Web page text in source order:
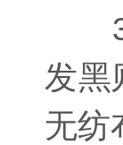
3
发黑
无纺